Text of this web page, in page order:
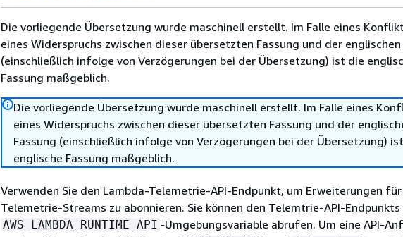
Die vorliegende Übersetzung wurde maschinell erstellt. Im Falle eines
eines Widerspruchs zwischen dieser übersetzten Fassung und der englischen
(einschließlich infolge von Verzögerungen bei der Übersetzung) ist die
Fassung maßgeblich.
Die vorliegende Übersetzung wurde maschinell erstellt. Im Falle eines
eines Widerspruchs zwischen dieser übersetzten Fassung und der
Fassung (einschließlich infolge von Verzögerungen bei der Übersetzung)
englische Fassung maßgeblich.
Verwenden Sie den Lambda-Telemetrie-API-Endpunkt, um Erweiterungen für
Telemetrie-Streams zu abonnieren. Sie können den Telemtrie-API-
AWS_LAMBDA_RUNTIME_API -Umgebungsvariable abrufen. Um eine API-